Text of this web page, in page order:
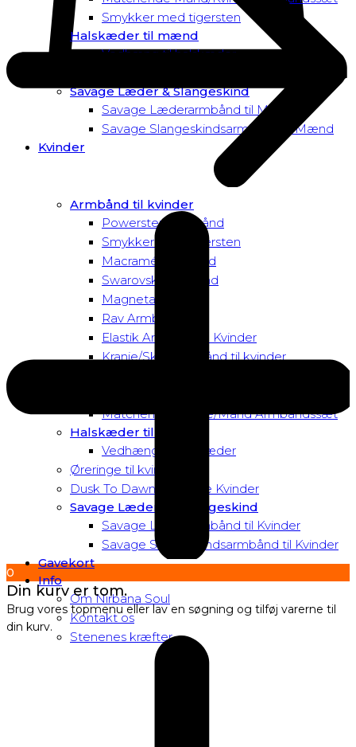
Smykker med tigersten
Halskæder til mænd
Vedhæng til halskæder
Savage Læder & Slangeskind
Savage Læderarmbånd til Mænd
Savage Slangeskindsarmbånd til Mænd
Kvinder
Armbånd til kvinder
Powersten Armbånd
Smykker med tigersten
Macramé Armbånd
Swarovski Armbånd
Magnetarmbånd
Rav Armbånd
Elastik Armbånd til Kvinder
Kranie/Skull Armbånd til kvinder
Matchende Kvinde/Mand Armbåndssæt
Halskæder til Kvinder
Vedhæng til halskæder
Øreringe til kvinder
Dusk To Dawn Exclusive Kvinder
Savage Læder og Slangeskind
Savage Læderarmbånd til Kvinder
Savage Slangeskindsarmbånd til Kvinder
Gavekort
Info
Om Nirbana Soul
Kontakt os
Stenenes kræfter
0
Din kurv er tom.
Brug vores topmenu eller lav en søgning og tilføj varerne til
din kurv.